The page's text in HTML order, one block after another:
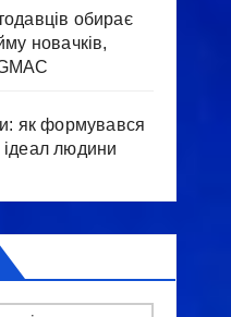
обирає
новачків,
як формувався
людини